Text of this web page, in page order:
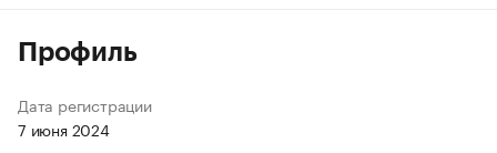
Профиль
Дата регистрации
7 июня 2024